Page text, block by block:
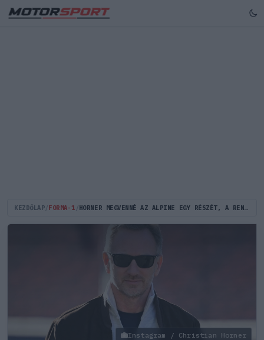
KEZDŐLAP FORMA-1 HORNER MEGVENNÉ AZ ALPINE EGY RÉSZÉT, A RENAULT AZONBAN HALLANI SEM AKAR RÓLA
Instagram / Christian Horner